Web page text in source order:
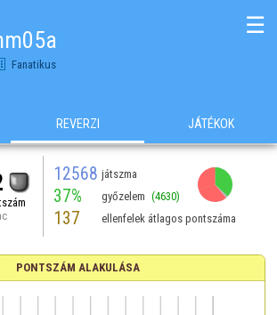
Fanatikus
☰
REVERZI JÁTÉKOK
12568 játszma
37% győzelem (4630)
137 ellenfelek átlagos pontszáma
PONTSZÁM ALAKULÁSA